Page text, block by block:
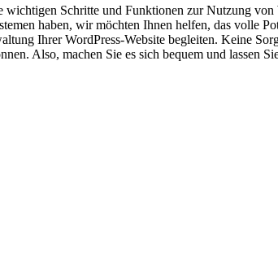
Schritte und Funktionen zur Nutzung von
haben, wir möchten Ihnen helfen, das volle
Ihrer WordPress-Website ‌begleiten. Keine
Also, machen Sie es sich bequem und lassen